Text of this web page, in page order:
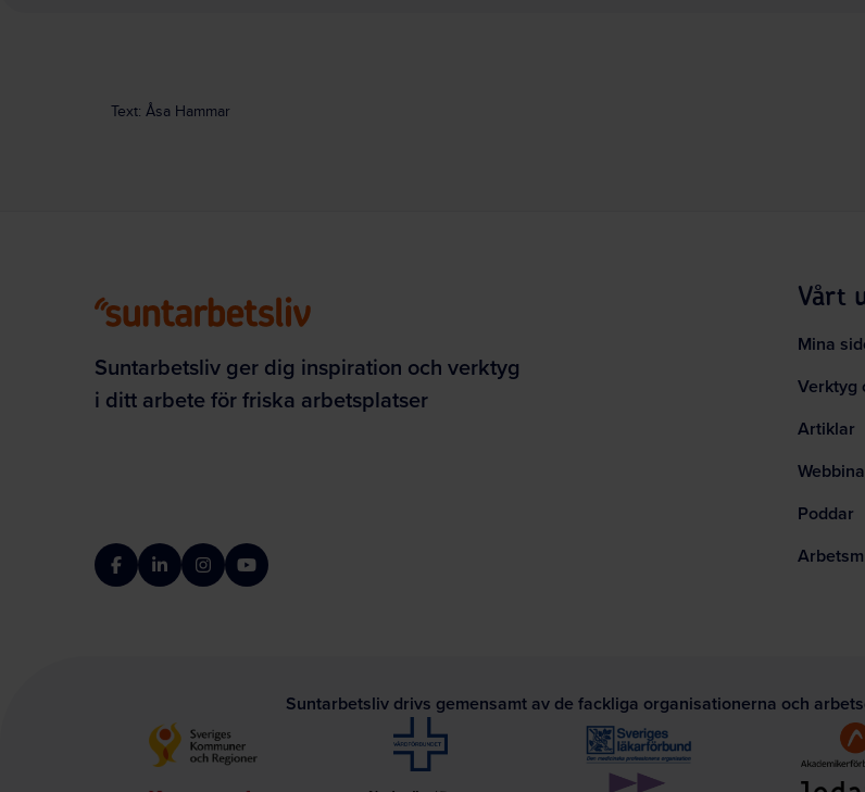
Text: Åsa Hammar
Suntarbetsliv ger dig inspiration och verktyg
i ditt arbete för friska arbetsplatser
FacebookLinkedInInstagramYouTube
Vårt
Mina
Verktyg
Artiklar
Poddar
Suntarbetsliv drivs gemensamt av de fackliga organisationerna och